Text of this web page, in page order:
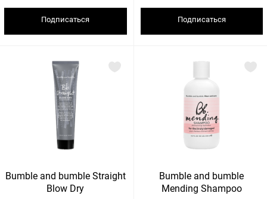
Подписаться Подписаться
Bumble and bumble Straight
Blow Dry
Bumble and bumble
Mending Shampoo